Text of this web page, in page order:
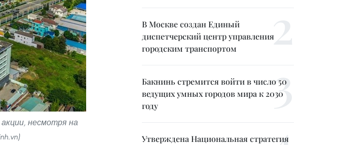
несмотря на
В Москве создан Единый
диспетчерский центр управления
городским транспортом
Бакнинь стремится войти в число 50
ведущих умных городов мира к 2030
году
Утверждена Национальная стратегия